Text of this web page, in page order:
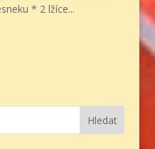
* 2 lžíce...
Hledat